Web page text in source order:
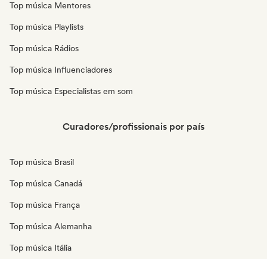
Top música Mentores
Top música Playlists
Top música Rádios
Top música Influenciadores
Top música Especialistas em som
Curadores/profissionais por país
Top música Brasil
Top música Canadá
Top música França
Top música Alemanha
Top música Itália